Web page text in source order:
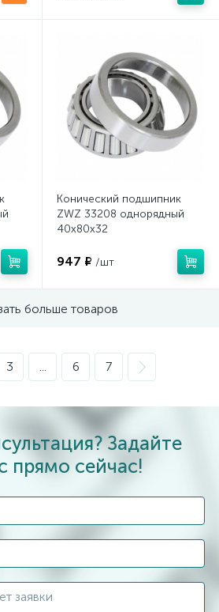
Конический подшипник
ZWZ 33208 однорядный
40x80x32
947 ₽ /шт
больше товаров
3 ... 6 7
Задайте
прямо сейчас!